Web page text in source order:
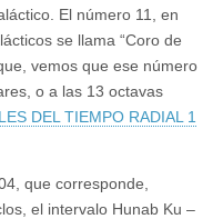
El número 11, en
se llama “Coro de
vemos que ese número
o a las 13 octavas
DEL TIEMPO RADIAL 1
que corresponde,
el intervalo Hunab Ku –